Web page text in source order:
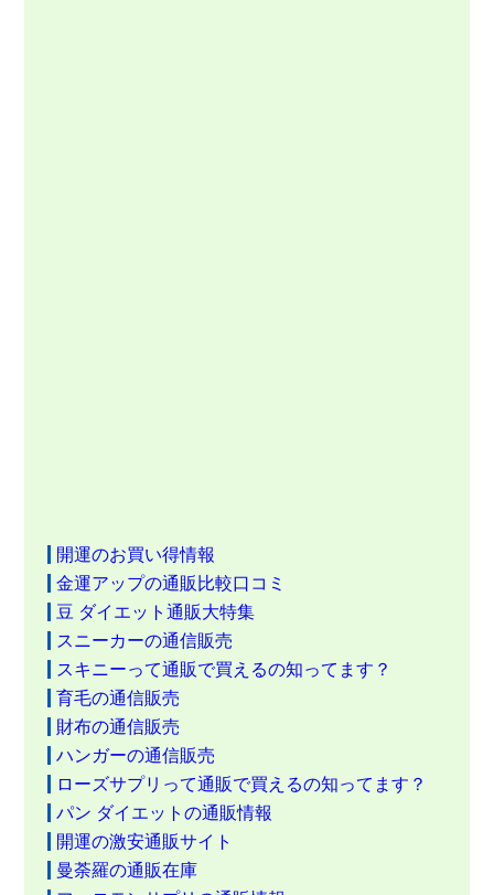
開運のお買い得情報
金運アップの通販比較口コミ
豆 ダイエット通販大特集
スニーカーの通信販売
スキニーって通販で買えるの知ってます？
育毛の通信販売
財布の通信販売
ハンガーの通信販売
ローズサプリって通販で買えるの知ってます？
パン ダイエットの通販情報
開運の激安通販サイト
曼荼羅の通販在庫